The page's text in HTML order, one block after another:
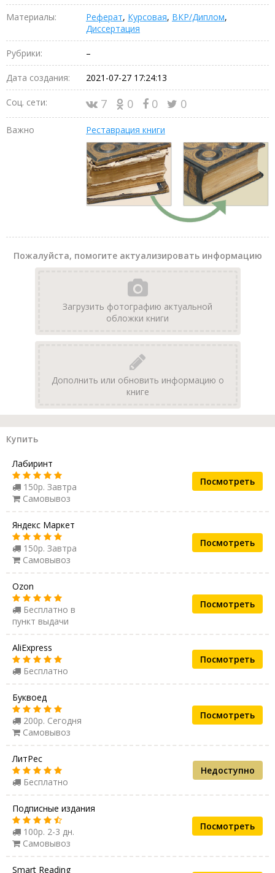
Материалы: Реферат, Курсовая, ВКР/Диплом,
Диссертация
Рубрики: –
Дата создания: 2021-07-27 17:24:13
Соц. сети: 7 0 0 0
Важно Реставрация книги
Пожалуйста, помогите актуализировать информацию
Загрузить фотографию актуальной
обложки книги
Дополнить или обновить информацию о
книге
Купить
Лабиринт
150р. Завтра
Самовывоз
Посмотреть
Яндекс Маркет
150р. Завтра
Самовывоз
Посмотреть
Ozon
Бесплатно в
пункт выдачи
Посмотреть
AliExpress
Бесплатно
Посмотреть
Буквоед
200р. Сегодня
Самовывоз
Посмотреть
ЛитРес
Бесплатно
Недоступно
Подписные издания
100р. 2-3 дн.
Самовывоз
Посмотреть
Smart Reading